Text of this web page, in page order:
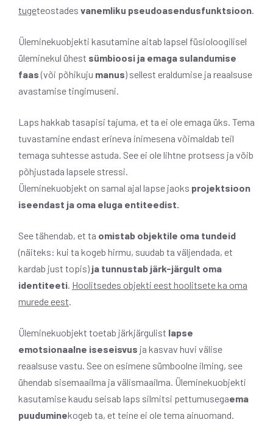
tugeteostades vanemliku pseudoasendusfunktsioon
Üleminekuobjekti kasutamine aitab lapsel füsioloogilisel
üleminekul ühest sümbioosi ja emaga sulandumise
faas (või põhikuju manus) sellest eraldumise ja reaalsuse
avastamise tingimuseni.
Laps hakkab tasapisi tajuma, et ta ei ole emaga üks. Tema
tuvastamine endast erineva inimesena võimaldab teil
temaga suhtesse astuda. See ei ole lihtne protsess ja võib
põhjustada lapsele stressi.
Üleminekuobjekt on samal ajal lapse jaoks projektsioon
iseendast ja oma eluga entiteedist.
See tähendab, et ta omistab objektile oma tundeid
(näiteks: kui ta kogeb hirmu, suudab ta väljendada, et
kardab just topis) ja tunnustab järk-järgult oma
identiteeti Hoolitsedes objekti eest hoolitsete ka oma
murede eest
Üleminekuobjekt toetab järkjärgulist lapse
emotsionaalne iseseisvus ja kasvav huvi välise
reaalsuse vastu. See on esimene sümboolne ilming, see
ühendab sisemaailma ja välismaailma. Üleminekuobjekti
kasutamise kaudu seisab laps silmitsi pettumusegaema
puuduminekogeb ta, et teine ​​ei ole tema ainuomand.